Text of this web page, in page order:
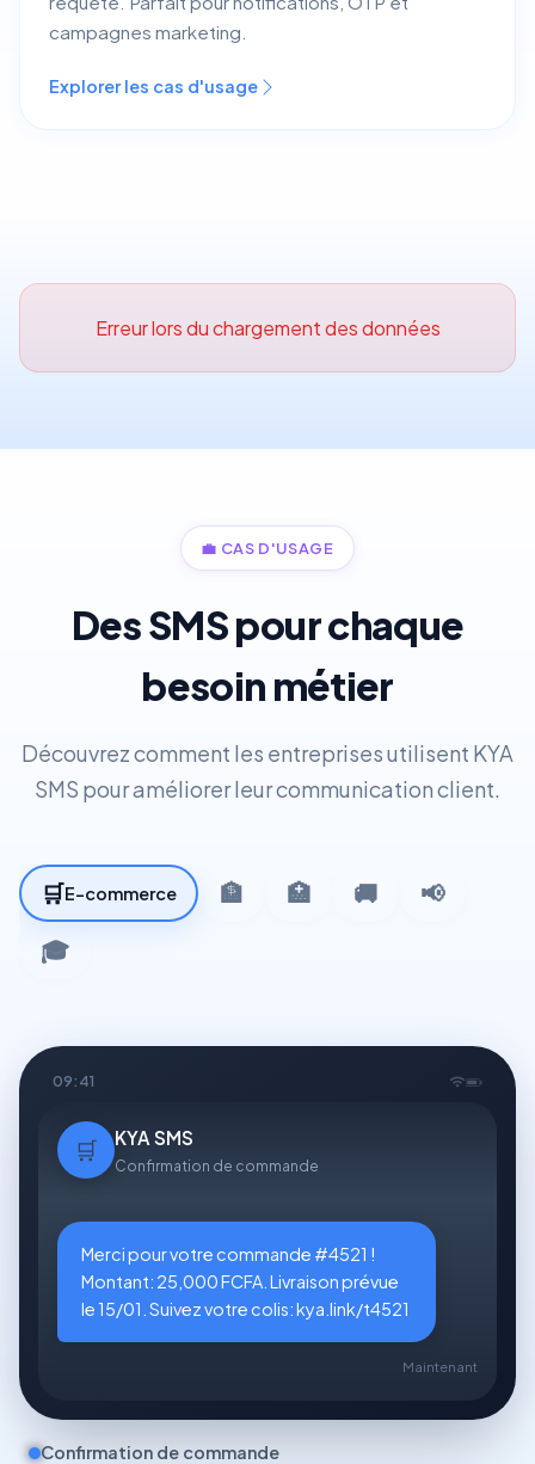
campagnes marketing.
Explorer les cas d'usage
Erreur lors du chargement des données
💼 CAS D'USAGE
Des SMS pour chaque
besoin métier
Découvrez comment les entreprises utilisent KYA
SMS pour améliorer leur communication client.
🛒E-commerce 🏦 🏥 🚚
📢
🎓
09:41
🛒 KYA SMS
Confirmation de commande
Merci pour votre commande #4521 !
Montant: 25,000 FCFA. Livraison prévue
le 15/01. Suivez votre colis: kya.link/t4521
Maintenant
Confirmation de commande